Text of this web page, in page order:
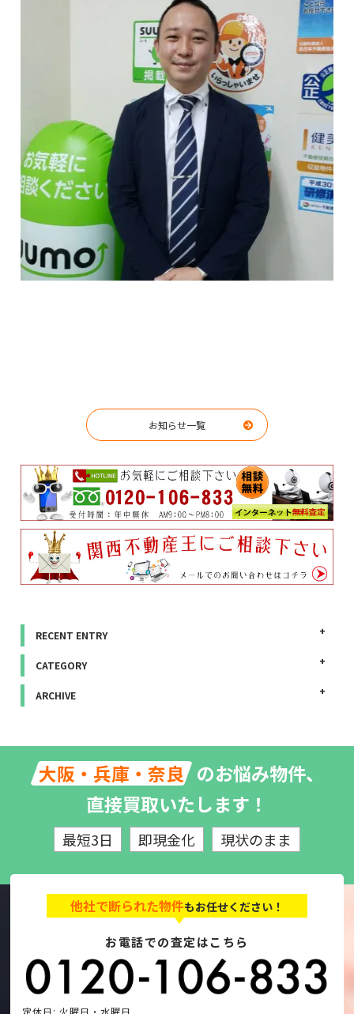
お知らせ一覧
RECENT ENTRY
CATEGORY
ARCHIVE
大阪・兵庫・奈良 のお悩み物件、
直接買取いたします！
最短3日 即現金化 現状のまま
他社で断られた物件もお任せください！
お電話での査定はこちら